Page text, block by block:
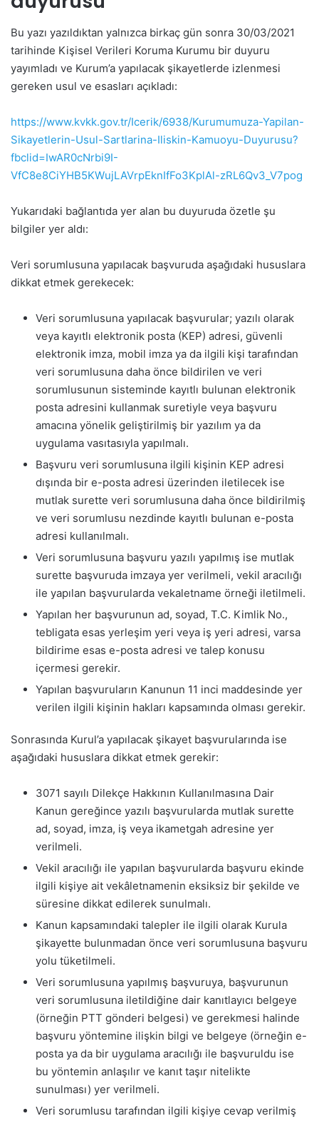
Bu yazı yazıldıktan yalnızca birkaç gün sonra 30/03/2021
tarihinde Kişisel Verileri Koruma Kurumu bir duyuru
yayımladı ve Kurum’a yapılacak şikayetlerde izlenmesi
gereken usul ve esasları açıkladı:
https://www.kvkk.gov.tr/Icerik/6938/Kurumumuza-Yapilan-
Sikayetlerin-Usul-Sartlarina-Iliskin-Kamuoyu-Duyurusu?
fbclid=IwAR0cNrbi9I-
VfC8e8CiYHB5KWujLAVrpEknIfFo3KplAl-zRL6Qv3_V7pog
Yukarıdaki bağlantıda yer alan bu duyuruda özetle şu
bilgiler yer aldı:
Veri sorumlusuna yapılacak başvuruda aşağıdaki hususlara
dikkat etmek gerekecek:
Veri sorumlusuna yapılacak başvurular; yazılı olarak
veya kayıtlı elektronik posta (KEP) adresi, güvenli
elektronik imza, mobil imza ya da ilgili kişi tarafından
veri sorumlusuna daha önce bildirilen ve veri
sorumlusunun sisteminde kayıtlı bulunan elektronik
posta adresini kullanmak suretiyle veya başvuru
amacına yönelik geliştirilmiş bir yazılım ya da
uygulama vasıtasıyla yapılmalı.
Başvuru veri sorumlusuna ilgili kişinin KEP adresi
dışında bir e-posta adresi üzerinden iletilecek ise
mutlak surette veri sorumlusuna daha önce bildirilmiş
ve veri sorumlusu nezdinde kayıtlı bulunan e-posta
adresi kullanılmalı.
Veri sorumlusuna başvuru yazılı yapılmış ise mutlak
surette başvuruda imzaya yer verilmeli, vekil aracılığı
ile yapılan başvurularda vekaletname örneği iletilmeli.
Yapılan her başvurunun ad, soyad, T.C. Kimlik No.,
tebligata esas yerleşim yeri veya iş yeri adresi, varsa
bildirime esas e-posta adresi ve talep konusu
içermesi gerekir.
Yapılan başvuruların Kanunun 11 inci maddesinde yer
verilen ilgili kişinin hakları kapsamında olması gerekir.
Sonrasında Kurul’a yapılacak şikayet başvurularında ise
aşağıdaki hususlara dikkat etmek gerekir:
3071 sayılı Dilekçe Hakkının Kullanılmasına Dair
Kanun gereğince yazılı başvurularda mutlak surette
ad, soyad, imza, iş veya ikametgah adresine yer
verilmeli.
Vekil aracılığı ile yapılan başvurularda başvuru ekinde
ilgili kişiye ait vekâletnamenin eksiksiz bir şekilde ve
süresine dikkat edilerek sunulmalı.
Kanun kapsamındaki talepler ile ilgili olarak Kurula
şikayette bulunmadan önce veri sorumlusuna başvuru
yolu tüketilmeli.
Veri sorumlusuna yapılmış başvuruya, başvurunun
veri sorumlusuna iletildiğine dair kanıtlayıcı belgeye
(örneğin PTT gönderi belgesi) ve gerekmesi halinde
başvuru yöntemine ilişkin bilgi ve belgeye (örneğin e-
posta ya da bir uygulama aracılığı ile başvuruldu ise
bu yöntemin anlaşılır ve kanıt taşır nitelikte
sunulması) yer verilmeli.
Veri sorumlusu tarafından ilgili kişiye cevap verilmiş